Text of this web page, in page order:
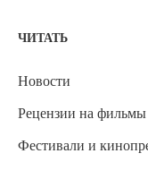
ЧИТАТЬ
Новости
Рецензии на фильмы
Фестивали и